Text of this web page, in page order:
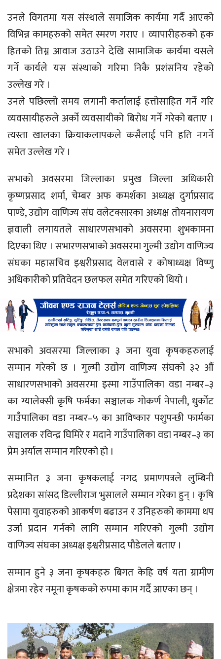
उनले विगतमा यस संस्थाले समाजिक कार्यमा गर्दै आएको
विभिन्न कामहरुको समेत स्मरण गराए । व्यापारीहरुको हक
हितको तिम्न आवाज उठाउने देखि सामाजिक कार्यमा यसले
गर्ने कार्यले यस संस्थाको गरिमा निकै प्रशंसनिय रहेको
उल्लेख गरे ।
उनले पछिल्लो समय लगानी कर्तालाई हत्तोसाहित गर्ने गरि
व्यवसायीहरुले अर्को व्यवसायीको बिरोध गर्ने गरेको बताए ।
त्यस्ता खालका क्रियाकलापकले कसैलाई पनि हति नगर्ने
समेत उल्लेख गरे ।
सभाको अवसरमा जिल्लाका प्रमुख जिल्ला अधिकारी
कृष्णप्रसाद शर्मा, चेम्बर अफ कमर्शका अध्यक्ष दुर्गाप्रसाद
पाण्डे, उद्योग वाणिज्य संघ वलेटक्सारका अध्यक्ष तोयनारायण
ज्ञवाली लगायतले साधारणसभाको अवसरमा शुभकामना
दिएका थिए । सभारणसभाको अवसरमा गुल्मी उद्योग वाणिज्य
संघका महासचिव इश्वरीप्रसाद वेलवासे र कोषाध्यक्ष विष्णु
अधिकारीको प्रतिवेदन छलफल समेत गरिएको थियो ।
सभाको अवसरमा जिल्लाका ३ जना युवा कृषकहरुलाई
सम्मान गरेको छ । गुल्मी उद्योग वाणिज्य संघको ३२ औं
साधारणसभाको अवसरमा इस्मा गाउँपालिका वडा नम्बर–३
का ग्यालेक्सी कृषि फर्मका सञ्चालक गोकर्ण नेपाली, धुर्कोट
गाउँपालिका वडा नम्बर–५ का आविष्कार पशुपन्छी फार्मका
सञ्चालक रविन्द्र घिमिरे र मदाने गाउँपालिका वडा नम्बर–३ का
प्रेम अर्याल सम्मान गरिएको हो ।
सम्मानित ३ जना कृषकलाई नगद प्रमाणपत्रले लुम्बिनी
प्रदेशका सांसद डिल्लीराज भुसालले सम्मान गरेका हुन् । कृषि
पेसामा युवाहरुको आकर्षण बढाउन र उनिहरुको काममा थप
उर्जा प्रदान गर्नको लागि सम्मान गरिएको गुल्मी उद्योग
वाणिज्य संघका अध्यक्ष इश्वरीप्रसाद पौडेलले बताए ।
सम्मान हुने ३ जना कृषकहरु बिगत केहि वर्ष यता ग्रामीण
क्षेत्रमा रहेर नमूना कृषकको रुपमा काम गर्दै आएका छन् ।